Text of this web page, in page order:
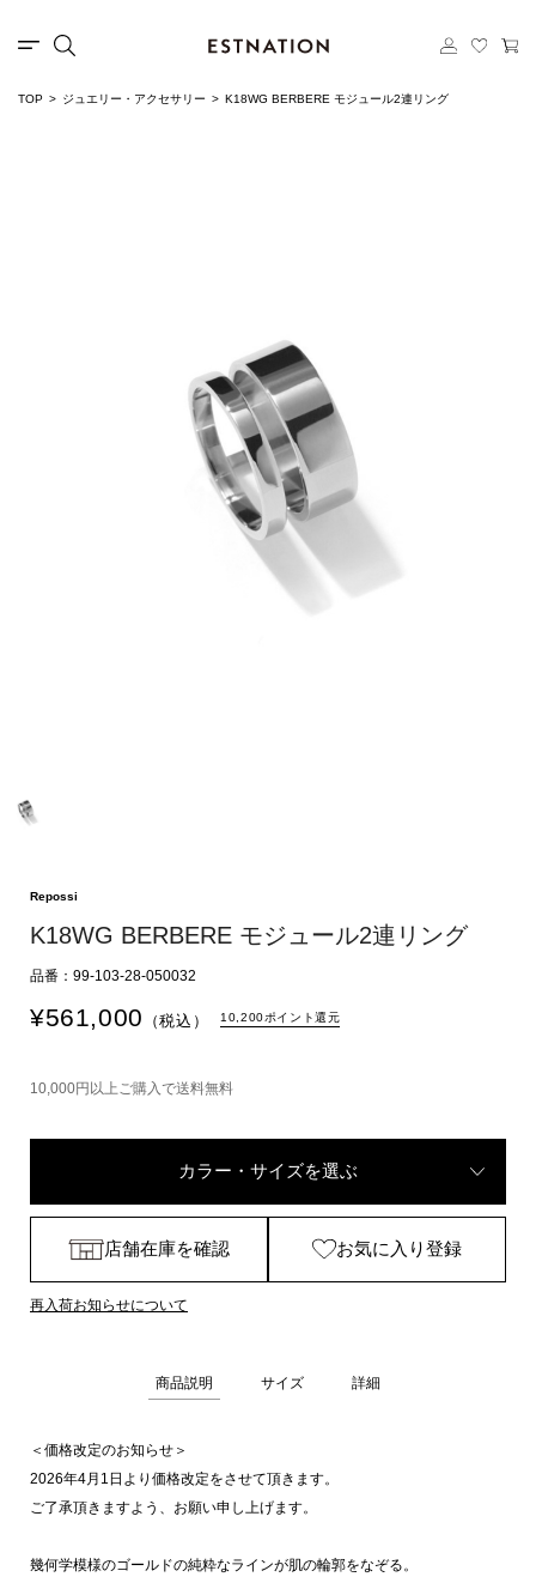
TOP ジュエリー・アクセサリー K18WG BERBERE モジュール2連リング
Repossi
K18WG BERBERE モジュール2連リング
品番：99-103-28-050032
¥561,000 （税込） 10,200ポイント還元
10,000円以上ご購入で送料無料
カラー・サイズを選ぶ
店舗在庫を確認 お気に入り登録
再入荷お知らせについて
商品説明 サイズ 詳細
＜価格改定のお知らせ＞
2026年4月1日より価格改定をさせて頂きます。
ご了承頂きますよう、お願い申し上げます。
幾何学模様のゴールドの純粋なラインが肌の輪郭をなぞる。